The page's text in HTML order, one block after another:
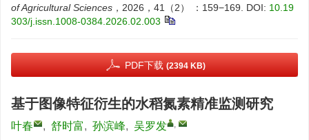
of Agricultural Sciences ，2026，41（2） ：159−169. DOI: 10.19
303/j.issn.1008-0384.2026.02.003
PDF下载 (2394 KB)
基于图像特征衍生的水稻氮素精准监测研究
叶春 , 舒时富, 孙滨峰, 吴罗发 ,